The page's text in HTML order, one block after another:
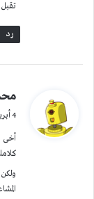
رد
ي
ل
4 أبريل، 2012 الساعة 5:59 م